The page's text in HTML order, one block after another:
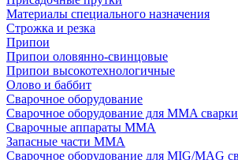
Материалы специального назначения
Строжка и резка
Припои
Припои оловянно-свинцовые
Припои высокотехнологичные
Олово и баббит
Сварочное оборудование
Сварочное оборудование для MMA сварки
Сварочные аппараты MMA
Запасные части MMA
Сварочное оборудование для MIG/MAG